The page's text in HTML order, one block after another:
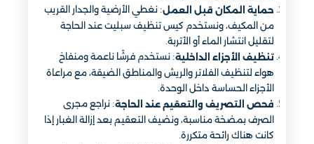
حماية المكان قبل العمل: نغطي الأرضية والجدار القريب
من المكيف، ونستخدم كيس تنظيف سبليت عند الحاجة
لتقليل انتشار الماء أو الأتربة.
تنظيف الأجزاء الداخلية: نستخدم فرشًا ناعمة ومنفاخ
هواء لتنظيف الفلاتر والريش والمناطق الضيقة، مع مراعاة
الأجزاء الحساسة داخل الوحدة.
فحص التصريف والتعقيم عند الحاجة: نراجع مجرى
الصرف بمضخة مناسبة، ونضيف التعقيم بعد إزالة الغبار إذا
كانت هناك رائحة متكررة.